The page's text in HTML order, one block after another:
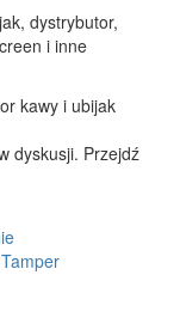
dystrybutor,
i inne
kawy i ubijak
dyskusji. Przejdź
Tamper